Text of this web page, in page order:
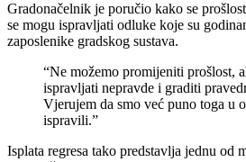
Gradonačelnik je poručio kako se
se mogu ispravljati odluke koje su
zaposlenike gradskog sustava.
“Ne možemo promijeniti prošlost,
ispravljati nepravde i graditi
Vjerujem da smo već puno toga u
ispravili.”
Isplata regresa tako predstavlja jednu od